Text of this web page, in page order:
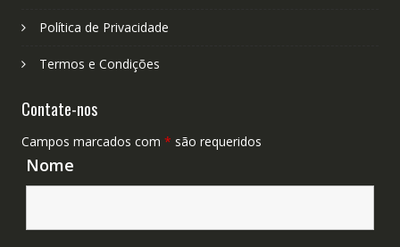
Política de Privacidade
Termos e Condições
Contate-nos
Campos marcados com * são requeridos
Nome